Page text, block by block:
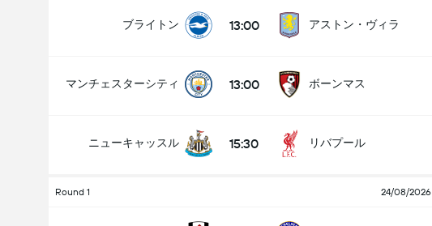
ブライトン 13:00 アストン・ヴィラ
マンチェスターシティ 13:00 ボーンマス
ニューキャッスル 15:30 リバプール
Round 1 24/08/2026